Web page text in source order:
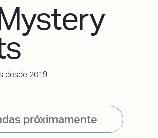
2019...
próximamente